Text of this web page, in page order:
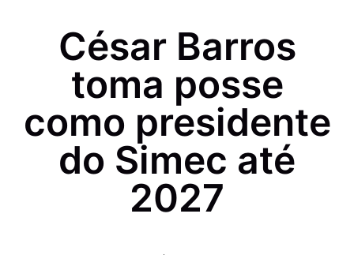
César Barros
toma posse
como presidente
do Simec até
2027